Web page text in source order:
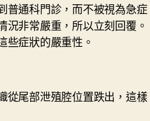
普通科門診，而不被視為急症
況非常嚴重，所以立刻回覆。
些症狀的嚴重性。
從尾部泄殖腔位置跌出，這樣